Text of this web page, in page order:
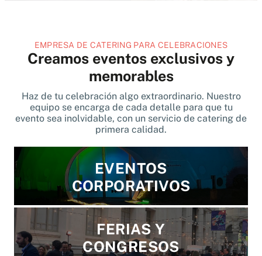
EMPRESA DE CATERING PARA CELEBRACIONES
Creamos eventos exclusivos y
memorables
Haz de tu celebración algo extraordinario. Nuestro
equipo se encarga de cada detalle para que tu
evento sea inolvidable, con un servicio de catering de
primera calidad.
EVENTOS
CORPORATIVOS
FERIAS Y
CONGRESOS